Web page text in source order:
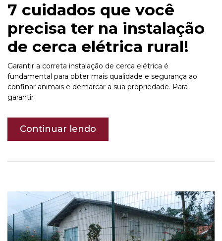
7 cuidados que você
precisa ter na instalação
de cerca elétrica rural!
Garantir a correta instalação de cerca elétrica é
fundamental para obter mais qualidade e segurança ao
confinar animais e demarcar a sua propriedade. Para
garantir
Continuar lendo